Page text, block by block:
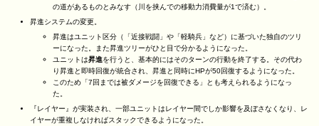
の道があるものとみなす（川を挟んでの移動力消費量が1で済む）。
昇進システムの変更。
昇進はユニット区分（「近接戦闘」や「軽騎兵」など）に基づいた独自のツリ
ーになった。また昇進ツリーがひと目で分かるようになった。
ユニットは昇進を行うと、基本的にはそのターンの行動を終了する。その代わ
り昇進と即時回復が統合され、昇進と同時にHPが50回復するようになった。
このため「7回までは被ダメージを回復できる」とも考えられるようになっ
た。
『レイヤー』が実装され、一部ユニットはレイヤー間でしか影響を及ぼさなくなり、レ
イヤーが重複しなければスタックできるようになった。